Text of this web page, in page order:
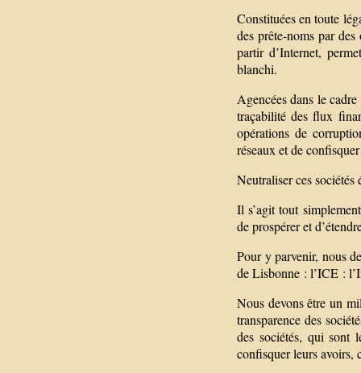
Constituées en toute
des prête-noms par
partir d’Internet,
blanchi.
Agencées dans le
traçabilité des flux
opérations de
réseaux et de
Neutraliser ces sociétés
Il s’agit tout
de prospérer et
Pour y parvenir, nous
de Lisbonne : l’ICE :
Nous devons être un
transparence des
des sociétés, qui sont
confisquer leurs avoirs,